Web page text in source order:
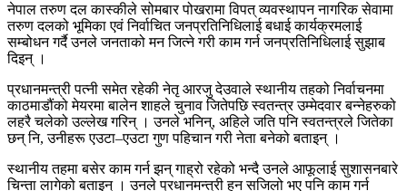
नेपाल तरुण दल कास्कीले सोमबार पोखरामा विपत् व्यवस्थापन नागरिक सेवामा
तरुण दलको भूमिका एवं निर्वाचित जनप्रतिनिधिलाई बधाई कार्यक्रमलाई
सम्बोधन गर्दै उनले जनताको मन जित्ने गरी काम गर्न जनप्रतिनिधिलाई सुझाब
दिइन् ।
प्रधानमन्त्री पत्नी समेत रहेकी नेतृ आरजु देउवाले स्थानीय तहको निर्वाचनमा
काठमाडौंको मेयरमा बालेन शाहले चुनाव जितेपछि स्वतन्त्र उम्मेदवार बन्नेहरुको
लहरै चलेको उल्लेख गरिन् । उनले भनिन्, अहिले जति पनि स्वतन्त्रले जितेका
छन् नि, उनीहरू एउटा–एउटा गुण पहिचान गरी नेता बनेको बताइन् ।
स्थानीय तहमा बसेर काम गर्न झन् गाह्रो रहेको भन्दै उनले आफूलाई सुशासनबारे
चिन्ता लागेको बताइन् । उनले प्रधानमन्त्री हुन सजिलो भए पनि काम गर्न